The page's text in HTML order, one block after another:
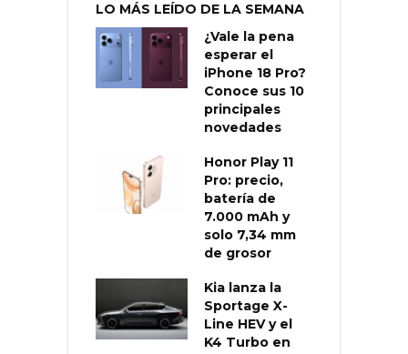
LO MÁS LEÍDO DE LA SEMANA
¿Vale la pena
esperar el
iPhone 18 Pro?
Conoce sus 10
principales
novedades
Honor Play 11
Pro: precio,
batería de
7.000 mAh y
solo 7,34 mm
de grosor
Kia lanza la
Sportage X-
Line HEV y el
K4 Turbo en